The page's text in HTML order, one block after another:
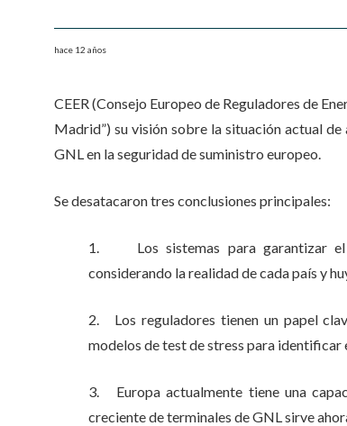
hace 12 años
CEER (Consejo Europeo de Reguladores de
Madrid”) su visión sobre la situación actual
GNL en la seguridad de suministro europeo.
Se desatacaron tres conclusiones principales:
1. Los sistemas para garantizar el
considerando la realidad de cada país y
2. Los reguladores tienen un papel
modelos de test de stress para identificar
3. Europa actualmente tiene una
creciente de terminales de GNL sirve